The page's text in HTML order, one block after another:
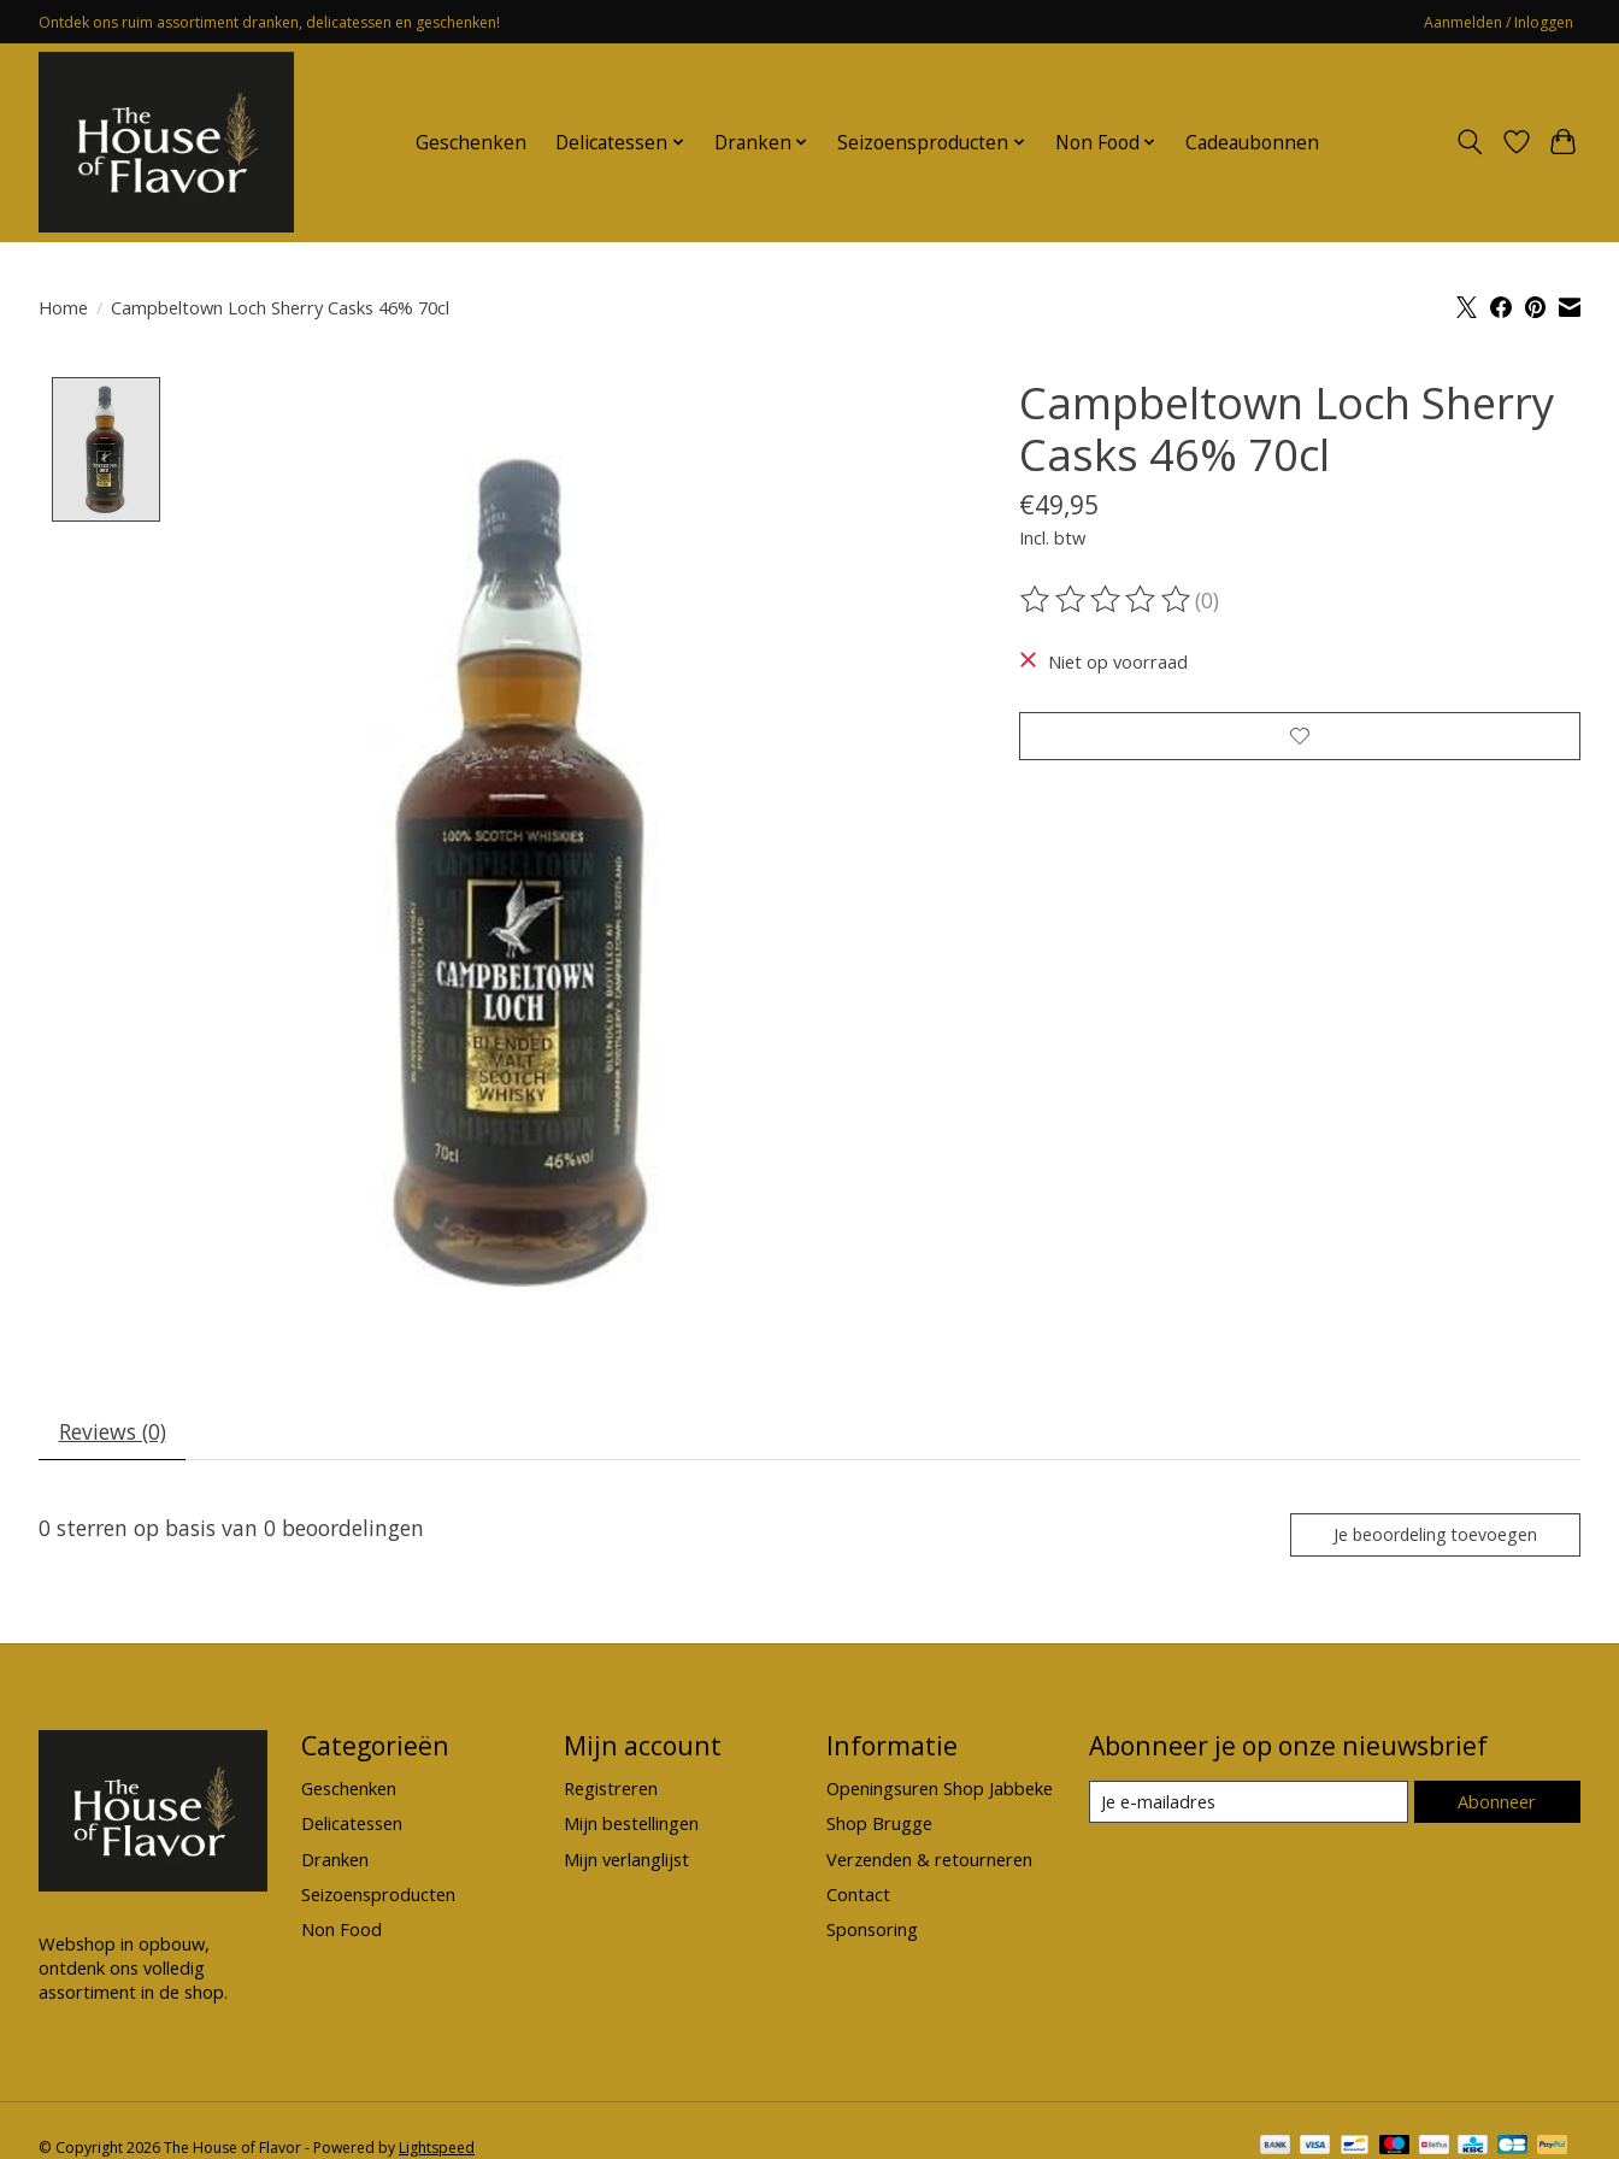
Ontdek ons ruim assortiment dranken, delicatessen en geschenken! Aanmelden / Inloggen
Geschenken Delicatessen Dranken Seizoensproducten Non Food Cadeaubonnen
Home / Campbeltown Loch Sherry Casks 46% 70cl
Campbeltown Loch Sherry
Casks 46% 70cl
€49,95
Incl. btw
De beoordeling van dit product is
(0)
Niet op voorraad
Reviews (0)
0 sterren op basis van 0 beoordelingen Je beoordeling toevoegen
Webshop in opbouw,
ontdenk ons volledig
assortiment in de shop.
Categorieën
Geschenken
Delicatessen
Dranken
Seizoensproducten
Non Food
Mijn account
Registreren
Mijn bestellingen
Mijn verlanglijst
Informatie
Openingsuren Shop Jabbeke
Shop Brugge
Verzenden & retourneren
Contact
Sponsoring
Abonneer je op onze nieuwsbrief
Abonneer
© Copyright 2026 The House of Flavor - Powered by Lightspeed